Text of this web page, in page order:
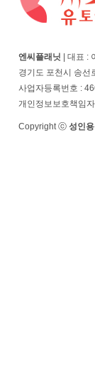
엔씨플래닛 | 대표 :
경기도 포천시 송선
사업자등록번호 :
개인정보보호책임
Copyright ⓒ 성인